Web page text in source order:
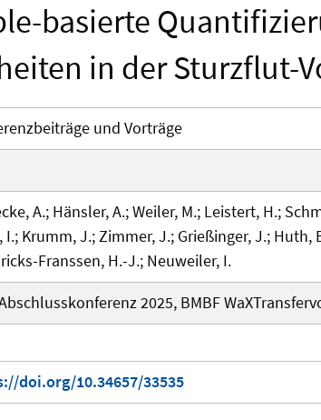
basierte
in der Sturzflut-
und Vorträge
A.; Hänsler, A.; Weiler, M.; Leistert, H.;
I.; Krumm, J.; Zimmer, J.; Grießinger, J.; Huth,
Franssen, H.-J.; Neuweiler, I.
2025, BMBF
doi.org/10.34657/33535